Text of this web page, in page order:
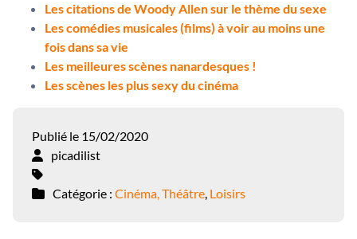
Les citations de Woody Allen sur le thème du sexe
Les comédies musicales (films) à voir au moins une
fois dans sa vie
Les meilleures scènes nanardesques !
Les scènes les plus sexy du cinéma
Publié le 15/02/2020
picadilist
Catégorie : Cinéma, Théâtre, Loisirs